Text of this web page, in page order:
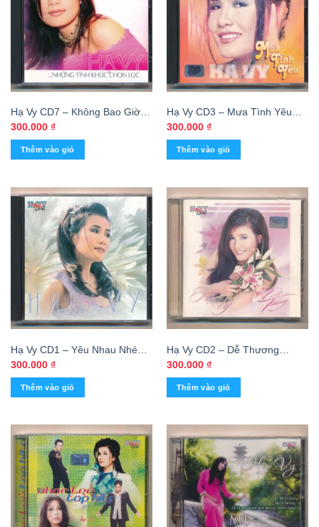
Hạ Vy CD7 – Không Bao Giờ
Quên Anh (KGTUS)
300.000 ₫
Thêm vào giỏ
Hạ Vy CD3 – Mưa Tình Yêu
(KGTUS)
300.000 ₫
Thêm vào giỏ
Hạ Vy CD1 – Yêu Nhau Nhé
Anh (KGTUS)
300.000 ₫
Thêm vào giỏ
Hạ Vy CD2 – Dễ Thương
(KGTUS)
300.000 ₫
Thêm vào giỏ